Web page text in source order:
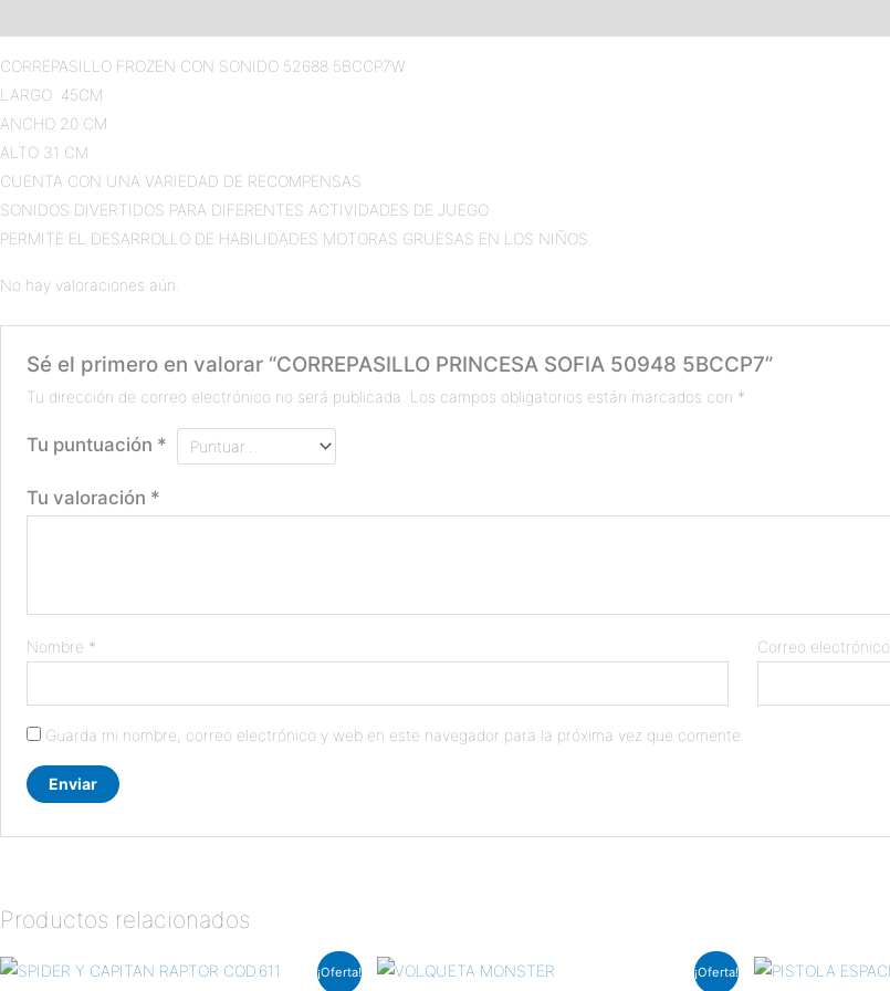
CORREPASILLO FROZEN CON SONIDO 52688 5BCCP7W
LARGO 45CM
ANCHO 20 CM
ALTO 31 CM
CUENTA CON UNA VARIEDAD DE RECOMPENSAS
SONIDOS DIVERTIDOS PARA DIFERENTES ACTIVIDADES DE JUEGO
PERMITE EL DESARROLLO DE HABILIDADES MOTORAS GRUESAS EN LOS NIÑOS.
No hay valoraciones aún.
Sé el primero en valorar “CORREPASILLO PRINCESA SOFIA 50948 5BCCP7”
Tu dirección de correo electrónico no será publicada. Los campos obligatorios están marcados con *
Tu puntuación *
Tu valoración *
Nombre * Correo electrónico
Guarda mi nombre, correo electrónico y web en este navegador para la próxima vez que comente.
Productos relacionados
¡Oferta!
El
precio
El
precio
¡Oferta!
El
precio
El
precio
El
precio
El
precio